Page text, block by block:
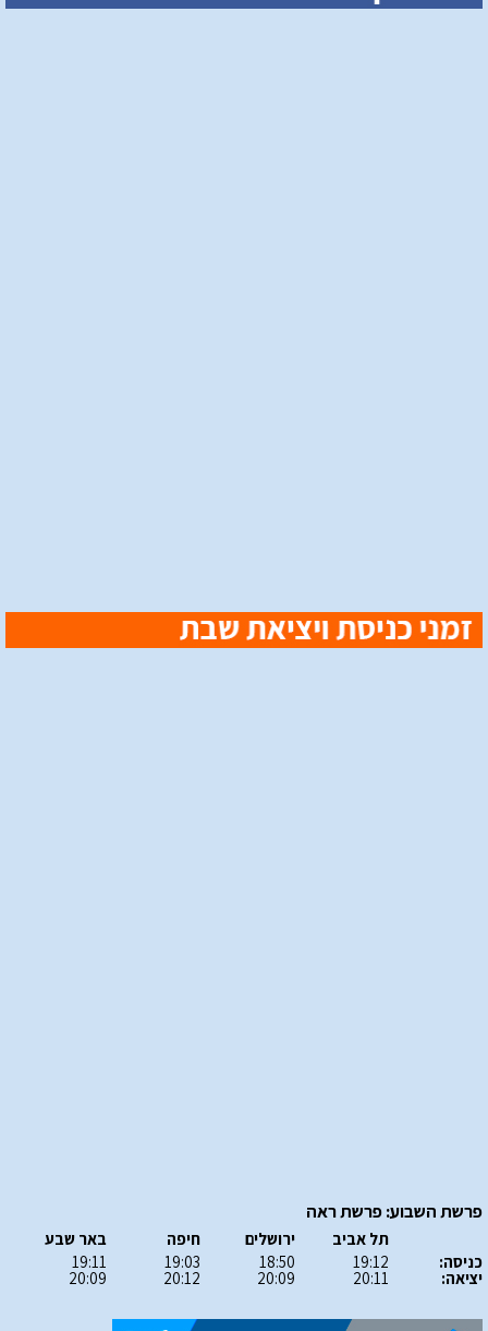
פרשת השבוע: פרשת ראה
כניסה:
יציאה:
תל אביב
19:12
20:11
ירושלים
18:50
20:09
חיפה
19:03
20:12
באר שבע
19:11
20:09